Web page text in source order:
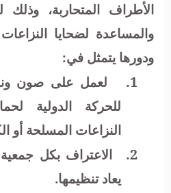
الأطراف المتحاربة، وذلك
والمساعدة لضحايا
ودورها يتمثل في:
1.
لعمل على صون
للحركة الدولية
النزاعات المسلحة أو
2.
الاعتراف بكل
يعاد تنظيمها.